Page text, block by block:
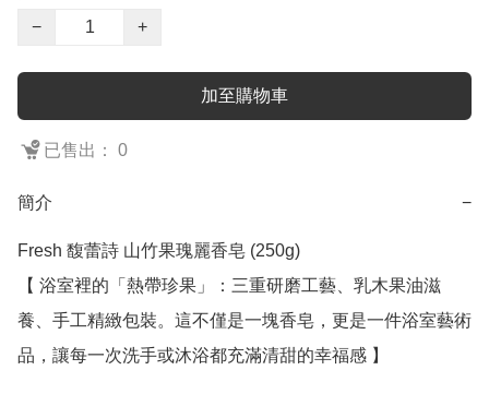
−
+
加至購物車
已售出： 0
簡介 −
Fresh 馥蕾詩 山竹果瑰麗香皂 (250g)
【 浴室裡的「熱帶珍果」：三重研磨工藝、乳木果油滋
養、手工精緻包裝。這不僅是一塊香皂，更是一件浴室藝術
品，讓每一次洗手或沐浴都充滿清甜的幸福感 】